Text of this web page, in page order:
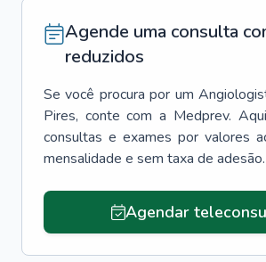
Agende uma consulta
reduzidos
Se você procura por um
Pires, conte com a Medprev.
consultas e exames por valores
mensalidade e sem taxa de adesão.
Agendar